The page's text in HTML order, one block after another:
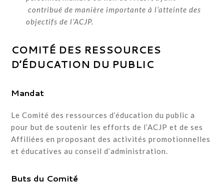
contribué de manière importante à l’atteinte des
objectifs de l’ACJP.
COMITÉ DES RESSOURCES
D’ÉDUCATION DU PUBLIC
Mandat
Le Comité des ressources d’éducation du public a
pour but de soutenir les efforts de l’ACJP et de ses
Affiliées en proposant des activités promotionnelles
et éducatives au conseil d’administration.
Buts du Comité